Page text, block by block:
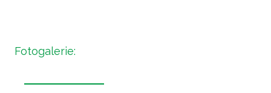
Fotogalerie: